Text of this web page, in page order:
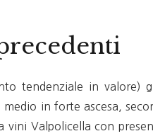
tendenziale in valore)
in forte ascesa,
vini Valpolicella con